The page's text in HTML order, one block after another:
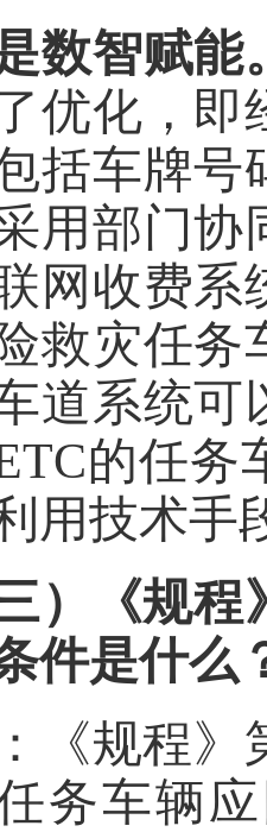
数智赋能
优化，即
括车牌号
用部门协
网收费系
救灾任务
道系统可
的任务
用技术手
三）《规程
件是什么
《规程》
务车辆